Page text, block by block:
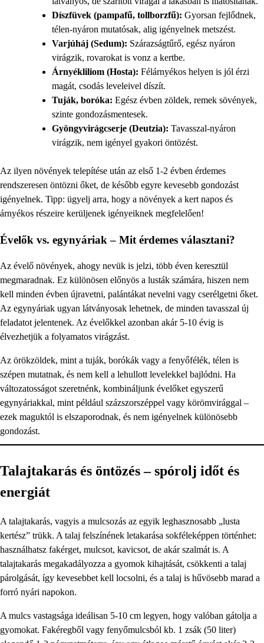
Díszfüvek (pampafű, tollborzfű): Gyorsan fejlődnek,
télen-nyáron mutatósak, alig igényelnek metszést.
Varjúháj (Sedum): Szárazságtűrő, egész nyáron
virágzik, rovarokat is vonz a kertbe.
Árnyékliliom (Hosta): Félárnyékos helyen is jól érzi
magát, csodás leveleivel díszít.
Tuják, boróka: Egész évben zöldek, remek sövények,
szinte gondozásmentesek.
Gyöngyvirágcserje (Deutzia): Tavasszal-nyáron
virágzik, nem igényel gyakori öntözést.
Az ilyen növények telepítése után az első 1-2 évben érdemes
rendszeresen öntözni őket, de később egyre kevesebb gondozást
igényelnek. Tipp: ügyelj arra, hogy a növények a kert napos és
árnyékos részeire kerüljenek igényeiknek megfelelően!
Évelők vs. egynyáriak – Mit érdemes választani?
Az évelő növények, ahogy nevük is jelzi, több éven keresztül
megmaradnak. Ez különösen előnyös a lusták számára, hiszen nem
kell minden évben újravetni, palántákat nevelni vagy cserélgetni őket.
Az egynyáriak ugyan látványosak lehetnek, de minden tavasszal új
feladatot jelentenek. Az évelőkkel azonban akár 5-10 évig is
élvezhetjük a folyamatos virágzást.
Az örökzöldek, mint a tuják, borókák vagy a fenyőfélék, télen is
szépen mutatnak, és nem kell a lehullott levelekkel bajlódni. Ha
változatosságot szeretnénk, kombináljunk évelőket egyszerű
egynyáriakkal, mint például százszorszéppel vagy körömvirággal –
ezek maguktól is elszaporodnak, és nem igényelnek különösebb
gondozást.
Talajtakarás és öntözés – spórolj időt és
energiát
A talajtakarás, vagyis a mulcsozás az egyik leghasznosabb „lusta
kertész” trükk. A talaj felszínének letakarása sokféleképpen történhet:
használhatsz fakérget, mulcsot, kavicsot, de akár szalmát is. A
talajtakarás megakadályozza a gyomok kihajtását, csökkenti a talaj
párolgását, így kevesebbet kell locsolni, és a talaj is hűvösebb marad a
forró nyári napokon.
A mulcs vastagsága ideálisan 5-10 cm legyen, hogy valóban gátolja a
gyomokat. Fakéregből vagy fenyőmulcsból kb. 1 zsák (50 liter)